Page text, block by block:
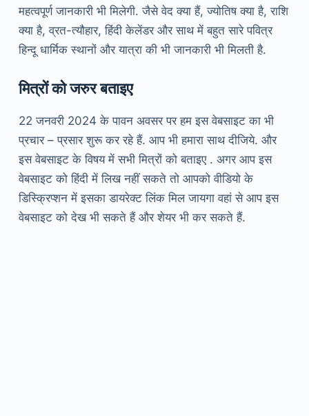
महत्वपूर्ण जानकारी भी मिलेगी. जैसे वेद क्या हैं, ज्योतिष क्या है, राशि
क्या है, व्रत-त्यौहार, हिंदी केलेंडर और साथ में बहुत सारे पवित्र
हिन्दू धार्मिक स्थानों और यात्रा की भी जानकारी भी मिलती है.
मित्रों को जरुर बताइए
22 जनवरी 2024 के पावन अवसर पर हम इस वेबसाइट का भी
प्रचार – प्रसार शुरू कर रहे हैं. आप भी हमारा साथ दीजिये. और
इस वेबसाइट के विषय में सभी मित्रों को बताइए . अगर आप इस
वेबसाइट को हिंदी में लिख नहीं सकते तो आपको वीडियो के
डिस्क्रिप्शन में इसका डायरेक्ट लिंक मिल जायगा वहां से आप इस
वेबसाइट को देख भी सकते हैं और शेयर भी कर सकते हैं.